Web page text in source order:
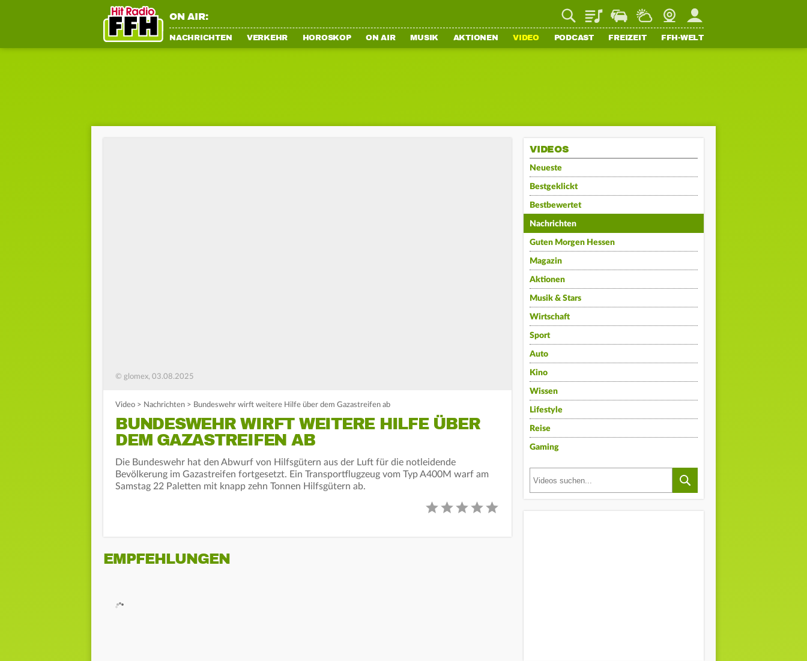
ON AIR: PlaylistStaupilotWetterWebcamMein FFH
NACHRICHTEN VERKEHR HOROSKOP ON AIR MUSIK AKTIONEN VIDEO PODCAST FREIZEIT FFH-WELT
© glomex, 03.08.2025
Video > Nachrichten > Bundeswehr wirft weitere Hilfe über dem Gazastreifen ab
BUNDESWEHR WIRFT WEITERE HILFE ÜBER
DEM GAZASTREIFEN AB
Die Bundeswehr hat den Abwurf von Hilfsgütern aus der Luft für die notleidende
Bevölkerung im Gazastreifen fortgesetzt. Ein Transportflugzeug vom Typ A400M warf am
Samstag 22 Paletten mit knapp zehn Tonnen Hilfsgütern ab.
EMPFEHLUNGEN
VIDEOS
Neueste
Bestgeklickt
Bestbewertet
Nachrichten
Guten Morgen Hessen
Magazin
Aktionen
Musik & Stars
Wirtschaft
Sport
Auto
Kino
Wissen
Lifestyle
Reise
Gaming